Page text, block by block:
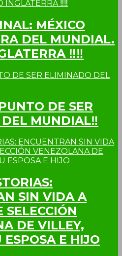
MÉXICO
DEL MUNDIAL.
‼‼
DE SER
MUNDIAL‼
SIN VIDA A
SELECCIÓN
DE VILLEY,
E HIJO